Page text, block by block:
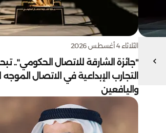
الثلاثاء 4 أغسطس 2026
"جائزة الشارقة للاتصال الحكومي"..
التجارب الإبداعية في الاتصال
واليافعين